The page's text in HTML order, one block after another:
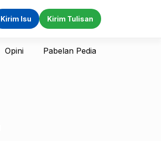
Kirim Isu Kirim Tulisan
Opini Pabelan Pedia